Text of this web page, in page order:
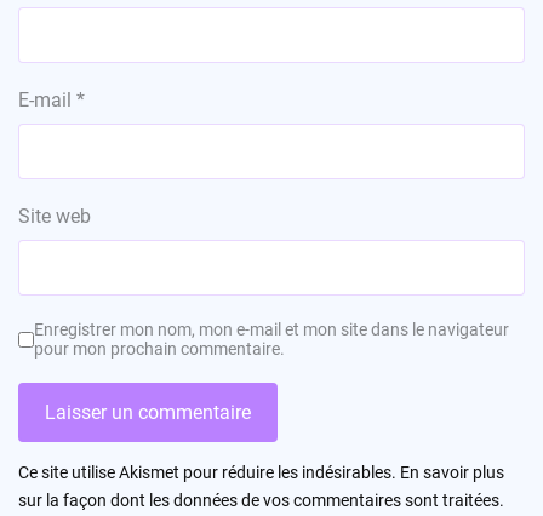
E-mail *
Site web
Enregistrer mon nom, mon e-mail et mon site dans le navigateur
pour mon prochain commentaire.
Ce site utilise Akismet pour réduire les indésirables. En savoir plus
sur la façon dont les données de vos commentaires sont traitées.